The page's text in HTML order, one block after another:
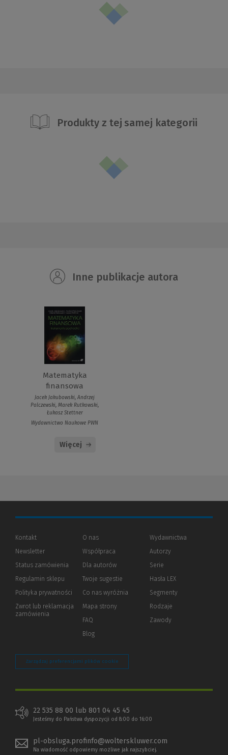
Produkty z tej samej kategorii
Inne publikacje autora
Matematyka
finansowa
Jacek Jakubowski, Andrzej
Palczewski, Marek Rutkowski,
Łukasz Stettner
Wydawnictwo Naukowe PWN
Więcej
Kontakt
Newsletter
Status zamówienia
Regulamin sklepu
Polityka prywatności (Nowe
(Link
innej
Zwrot lub reklamacja
zamówienia
O nas
Współpraca
Dla autorów(Nowe
(Link
innej
strony)
Twoje sugestie
Co nas wyróżnia
Mapa strony
FAQ
Blog
Wydawnictwa
Autorzy
Serie
Hasła LEX
Segmenty
Rodzaje
Zawody
Zarządzaj preferencjami plików cookie
22 535 88 00 lub 801 04 45 45
Jesteśmy do Państwa dyspozycji od 8:00 do 16:00
pl-obsluga.profinfo@wolterskluwer.com
Na wiadomość odpowiemy możliwe jak najszybciej.